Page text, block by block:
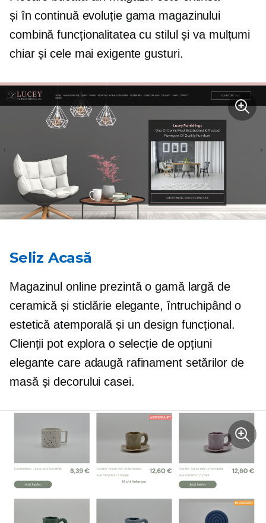
șiîn continuă evoluțiegama magazinului
combină funcționalitatea cu stilul și va mulțumi
chiar și cele mai exigente gusturi.
Seliz Acasă
Magazinul online prezintă o gamă largă de
ceramică și sticlărie elegante, întruchipând o
estetică atemporală și un design funcțional.
Clienții pot explora o selecție de opțiuni
elegante care adaugă rafinament setărilor de
masă și decorului casei.